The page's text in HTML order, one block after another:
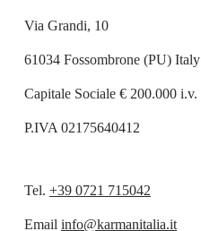
Via Grandi, 10
61034 Fossombrone (PU) Italy
Capitale Sociale € 200.000 i.v.
P.IVA 02175640412
Tel.+39 0721 715042
Emailinfo@karmanitalia.it